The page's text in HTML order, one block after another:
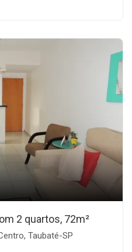
2 quartos, 72m²
Taubaté-SP